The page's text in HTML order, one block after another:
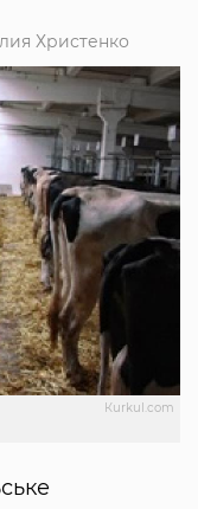
Христенко
Кurkul.com